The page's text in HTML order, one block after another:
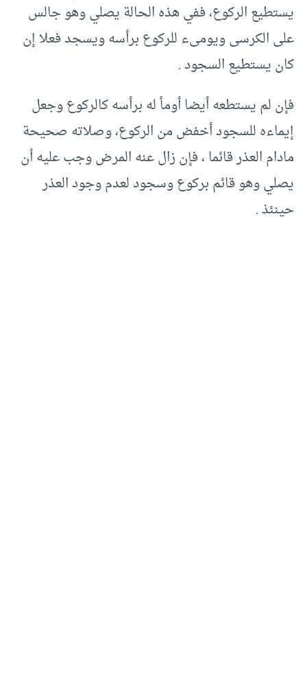
يستطيع الركوع، ففي هذه الحالة يصلي وهو جالس
على الكرسى ويومىء للركوع برأسه ويسجد فعلا إن
كان يستطيع السجود .‏
فإن لم يستطعه أيضا أومأ له برأسه كالركوع وجعل
إيماءه للسجود أخفض من الركوع، وصلاته صحيحة
مادام العذر قائما ، فإن زال عنه المرض وجب عليه أن
يصلي وهو قائم بركوع وسجود لعدم وجود العذر
حينئذ .‏